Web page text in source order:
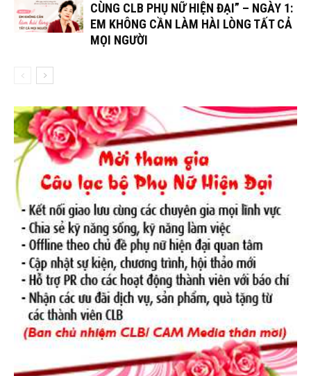
CÙNG CLB PHỤ NỮ HIỆN ĐẠI” – NGÀY 1:
EM KHÔNG CẦN LÀM HÀI LÒNG TẤT CẢ
MỌI NGƯỜI